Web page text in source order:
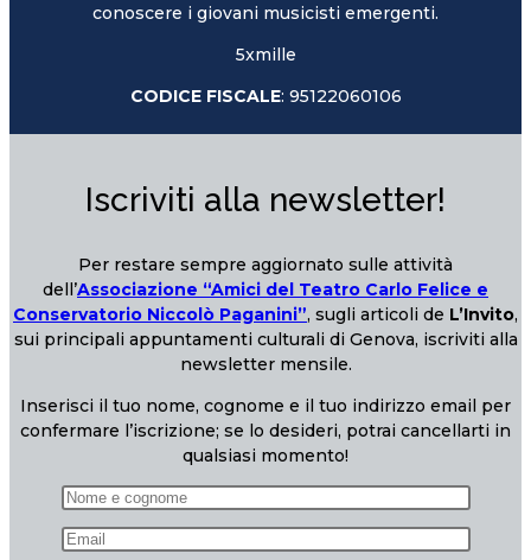
conoscere i giovani musicisti emergenti.
5xmille
CODICE FISCALE: 95122060106
Iscriviti alla newsletter!
Per restare sempre aggiornato sulle attività
dell’Associazione “Amici del Teatro Carlo Felice e
Conservatorio Niccolò Paganini”, sugli articoli de L’Invito,
sui principali appuntamenti culturali di Genova, iscriviti alla
newsletter mensile.
Inserisci il tuo nome, cognome e il tuo indirizzo email per
confermare l’iscrizione; se lo desideri, potrai cancellarti in
qualsiasi momento!